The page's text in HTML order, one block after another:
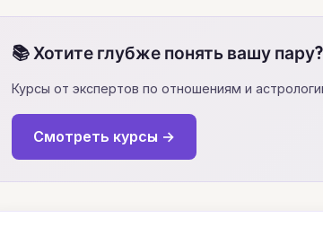
📚 Хотите глубже понять вашу пару?
Курсы от экспертов по отношениям и
Смотреть курсы →